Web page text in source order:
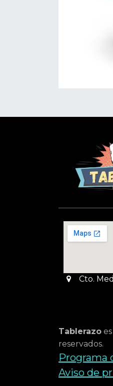
Cto.
Tablerazo
reservados.
Programa
Aviso de